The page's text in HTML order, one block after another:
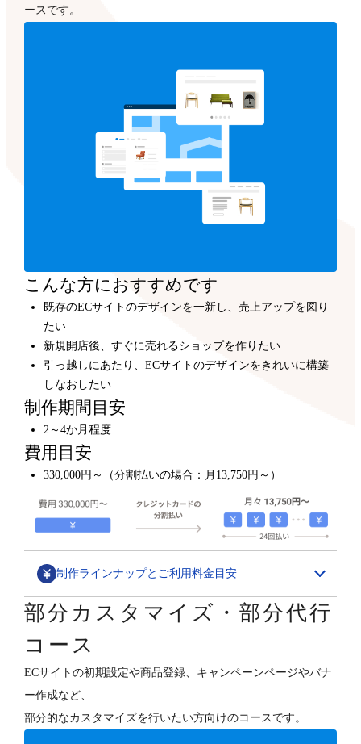
ースです。
こんな方におすすめです
既存のECサイトのデザインを一新し、売上アップを図り
たい
新規開店後、すぐに売れるショップを作りたい
引っ越しにあたり、ECサイトのデザインをきれいに構築
しなおしたい
制作期間目安
2～4か月程度
費用目安
330,000円～（分割払いの場合：月13,750円～）
制作ラインナップとご利用料金目安
デザインカスタマイズ
1,580,000円～
ECサイトの“勝ちパターン”を網羅したデザイン構築と、
各種支援（分析・集客・CRM・更新）を行います。
部分カスタマイズ・部分代行
コース
ECサイトの初期設定や商品登録、キャンペーンページやバナ
ー作成など、
部分的なカスタマイズを行いたい方向けのコースです。